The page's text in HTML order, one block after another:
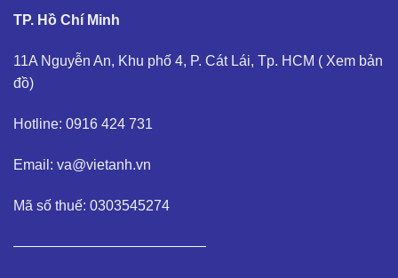
TP. Hồ Chí Minh
11A Nguyễn An, Khu phố 4, P. Cát Lái, Tp. HCM ( Xem bản
đồ)
Hotline: 0916 424 731
Email: va@vietanh.vn
Mã số thuế: 0303545274
—————————————–